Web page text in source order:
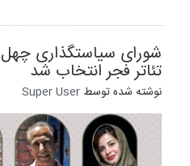
شورای سیاستگذاری
تئاتر فجر انتخاب شد
نوشته شده توسط Super User